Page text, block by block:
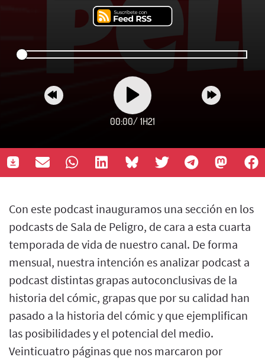
00:00/ 1H21
Con este podcast inauguramos una sección en los
podcasts de Sala de Peligro, de cara a esta cuarta
temporada de vida de nuestro canal. De forma
mensual, nuestra intención es analizar podcast a
podcast distintas grapas autoconclusivas de la
historia del cómic, grapas que por su calidad han
pasado a la historia del cómic y que ejemplifican
las posibilidades y el potencial del medio.
Veinticuatro páginas que nos marcaron por